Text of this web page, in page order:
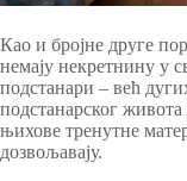
Као и бројне друге
немају некретнину у
подстанари – већ
подстанарског
њихове тренутне
дозвољавају.